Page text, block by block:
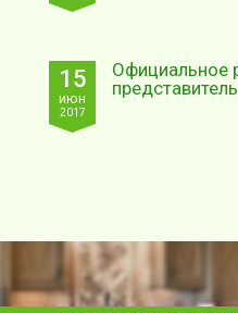
15
июн
2017
Официальное